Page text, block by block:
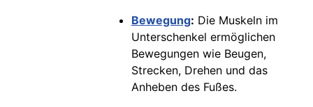
Bewegung: Die Muskeln im
Unterschenkel ermöglichen
Bewegungen wie Beugen,
Strecken, Drehen und das
Anheben des Fußes.